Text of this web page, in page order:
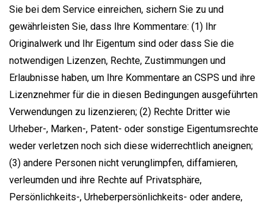
Sie bei dem Service einreichen, sichern Sie zu und
gewährleisten Sie, dass Ihre Kommentare: (1) Ihr
Originalwerk und Ihr Eigentum sind oder dass Sie die
notwendigen Lizenzen, Rechte, Zustimmungen und
Erlaubnisse haben, um Ihre Kommentare an CSPS und ihre
Lizenznehmer für die in diesen Bedingungen ausgeführten
Verwendungen zu lizenzieren; (2) Rechte Dritter wie
Urheber-, Marken-, Patent- oder sonstige Eigentumsrechte
weder verletzen noch sich diese widerrechtlich aneignen;
(3) andere Personen nicht verunglimpfen, diffamieren,
verleumden und ihre Rechte auf Privatsphäre,
Persönlichkeits-, Urheberpersönlichkeits- oder andere,